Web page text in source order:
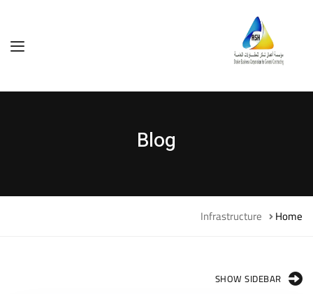
Blog
Home
Infrastructure
SHOW SIDEBAR